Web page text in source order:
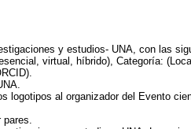
y estudios- UNA, con las
virtual, híbrido), Categoría:
logotipos al organizador del Evento